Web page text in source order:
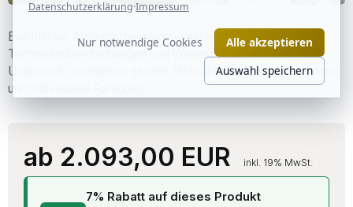
Elektrische Wintergartenmarkise nach Maß für
Terrassenüberdachungen und Wintergärten. Aufdach oder
Unterdach montierbar, starker Hitzeschutz, Somfy Funkmotor
und individuelle Fertigung.
ab 2.093,00 EUR inkl. 19% MwSt.
7% Rabatt auf dieses Produkt
Datenschutzerklärung·Impressum
Nur notwendige Cookies
Alle akzeptieren
Auswahl speichern